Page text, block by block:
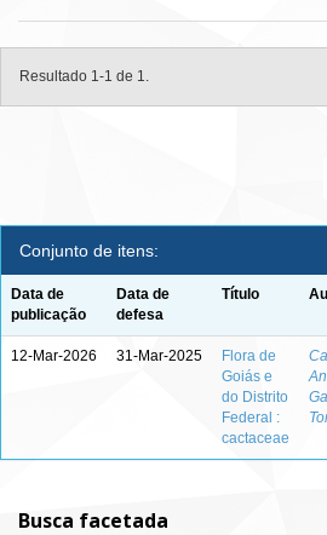
Resultado 1-1 de 1.
Conjunto de itens:
Data de
publicação
Data de
defesa
Título
12-Mar-2026 31-Mar-2025
Flora de
Goiás e
do Distrito
Federal :
cactaceae
Busca facetada